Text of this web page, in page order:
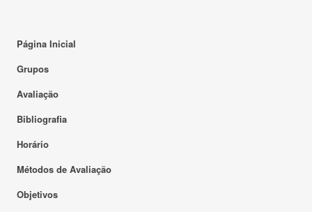
Página Inicial
Grupos
Avaliação
Bibliografia
Horário
Métodos de Avaliação
Objetivos